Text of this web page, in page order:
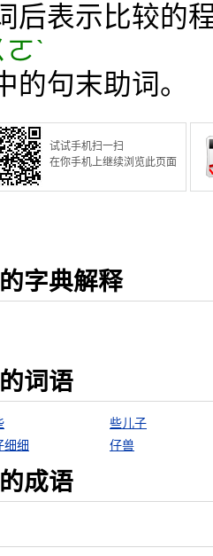
后表示比较的
ˋ
句末助词。
试试手机扫一扫
在你手机上继续浏览此页面
字典解释
词语
些儿子
细细 仔兽
成语